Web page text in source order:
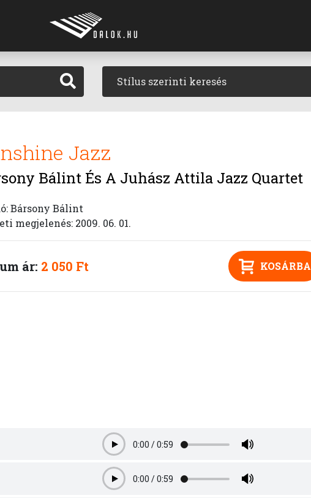
Stílus szerinti keresés
Jazz
Bálint És A Juhász Attila Jazz Quartet
Bársony Bálint
megjelenés: 2009. 06. 01.
ár: 2 050 Ft KOSÁRBA
Play0:00 /0:59
Play0:00 /0:59